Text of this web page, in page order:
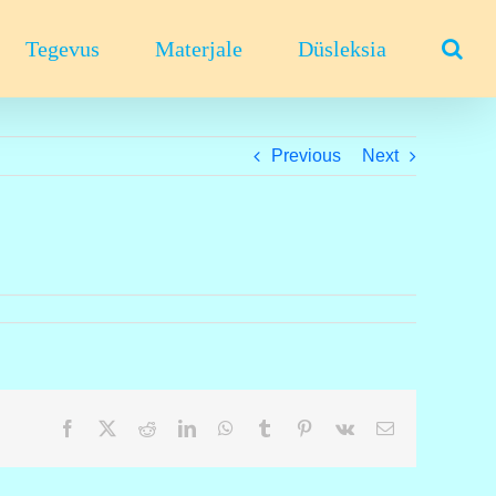
Tegevus Materjale Düsleksia
Previous Next
Facebook RedditLinkedInWhatsApp
Tumblr Pinterest
Vk Email